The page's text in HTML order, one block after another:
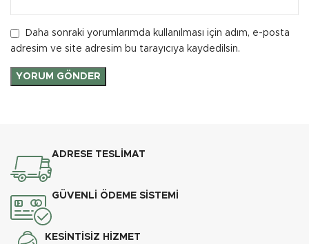
Daha sonraki yorumlarımda kullanılması için adım, e-posta
adresim ve site adresim bu tarayıcıya kaydedilsin.
ADRESE TESLİMAT
GÜVENLİ ÖDEME SİSTEMİ
KESİNTİSİZ HİZMET